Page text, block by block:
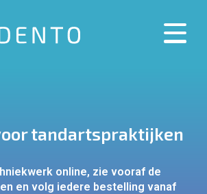
tandartspraktijken
online, zie vooraf de
en volg iedere bestelling vanaf